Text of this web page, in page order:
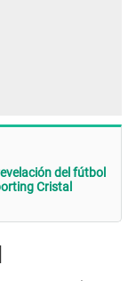
del fútbol
Cristal